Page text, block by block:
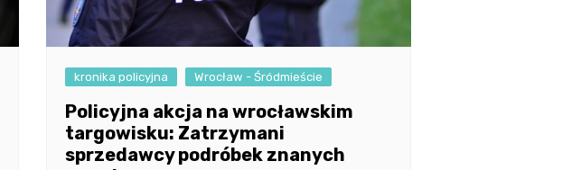
kronika policyjna Wrocław - Śródmieście
Policyjna akcja na wrocławskim
targowisku: Zatrzymani
sprzedawcy podróbek znanych